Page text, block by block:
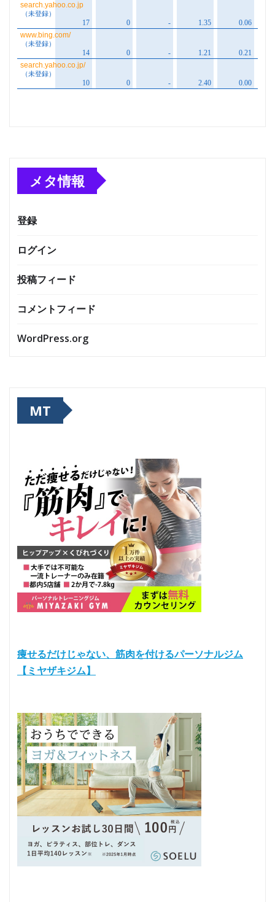
メタ情報
登録
ログイン
投稿フィード
コメントフィード
WordPress.org
MT
痩せるだけじゃない、筋肉を付けるパーソナルジム
【ミヤザキジム】